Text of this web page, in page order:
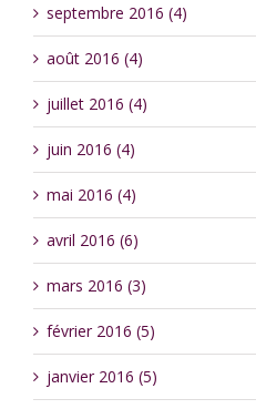
septembre 2016 (4)
août 2016 (4)
juillet 2016 (4)
juin 2016 (4)
mai 2016 (4)
avril 2016 (6)
mars 2016 (3)
février 2016 (5)
janvier 2016 (5)